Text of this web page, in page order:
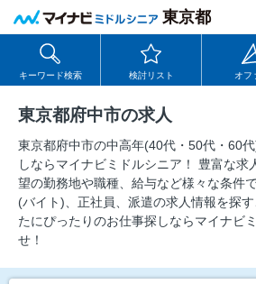
東京都
キーワード検索 検討リスト オフ
東京都府中市の求人
東京都府中市の中⾼年(40代・50代・60
しならマイナビミドルシニア！ 豊富な求
望の勤務地や職種、給与など様々な条件
(バイト)、正社員、派遣の求人情報を探
たにぴったりのお仕事探しならマイナビ
せ！